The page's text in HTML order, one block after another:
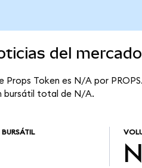
del
Props Token es N/A por
bursátil total de N/A.